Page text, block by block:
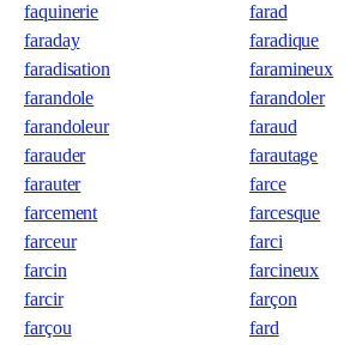
faquinerie
farad
faraday
faradique
faradisation
faramineux
farandole
farandoler
farandoleur
faraud
farauder
farautage
farauter
farce
farcement
farcesque
farceur
farci
farcin
farcineux
farcir
farçon
farçou
fard